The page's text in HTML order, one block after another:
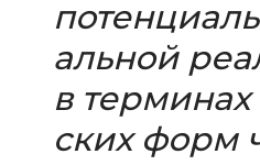
аль­ной
в
ских форм